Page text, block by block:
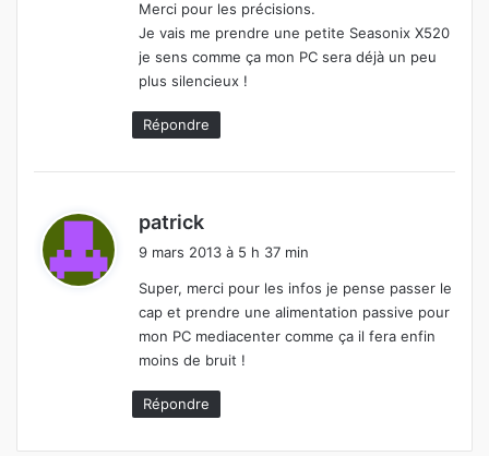
Merci pour les précisions.
Je vais me prendre une petite Seasonix X520
je sens comme ça mon PC sera déjà un peu
plus silencieux !
Répondre
patrick
:
9 mars 2013 à 5 h 37 min
Super, merci pour les infos je pense passer le
cap et prendre une alimentation passive pour
mon PC mediacenter comme ça il fera enfin
moins de bruit !
Répondre